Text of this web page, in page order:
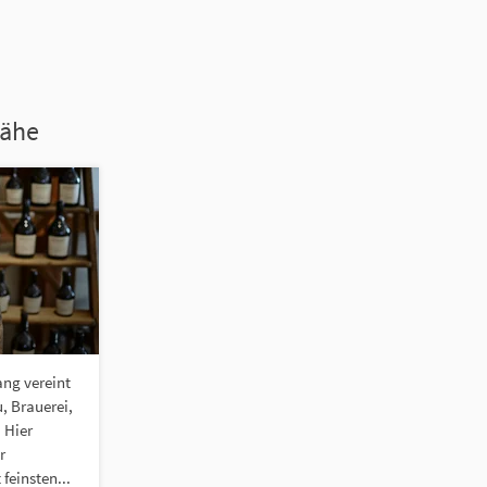
vereint
Brauerei,
Hier
feinsten...